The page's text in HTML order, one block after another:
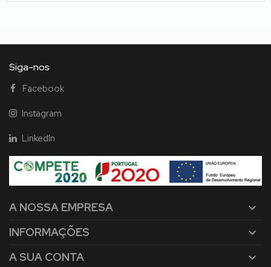
Siga-nos
Facebook
Instagram
LinkedIn
A NOSSA EMPRESA 
INFORMAÇÕES 
A SUA CONTA 